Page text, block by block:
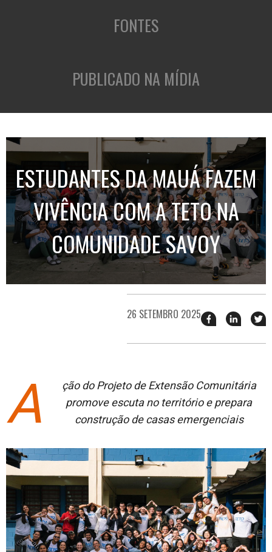
FONTES
PUBLICADO NA MÍDIA
ESTUDANTES DA MAUÁ FAZEM
VIVÊNCIA COM A TETO NA
COMUNIDADE SAVOY
26 SETEMBRO 2025 Compartilhar
esse
no
esse
no
A
ção do Projeto de Extensão Comunitária
promove escuta no território e prepara
construção de casas emergenciais